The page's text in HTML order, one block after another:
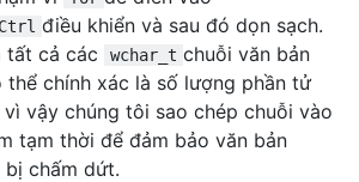
điều khiển và sau đó dọn sạch.
tất cả các
wchar_t chuỗi văn bản
thể chính xác là số lượng phần tử
vì vậy chúng tôi sao chép chuỗi vào
tạm thời để đảm bảo văn bản
bị chấm dứt.